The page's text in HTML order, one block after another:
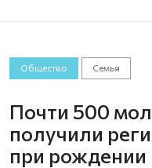
Общество Семья
Почти 500
получили
при рождении